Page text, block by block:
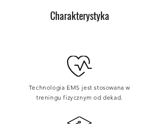
Charakterystyka
Technologia EMS jest stosowana w
treningu fizycznym od dekad.